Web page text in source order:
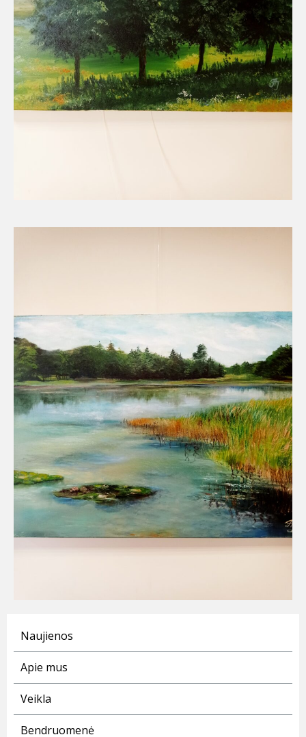
Naujienos
Apie mus
Veikla
Bendruomenė